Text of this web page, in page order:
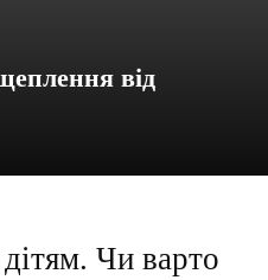
від
Чи варто